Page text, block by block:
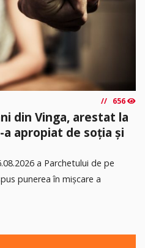
656
din Vinga, arestat la
apropiat de soția și
a Parchetului de pe
punerea în mişcare a